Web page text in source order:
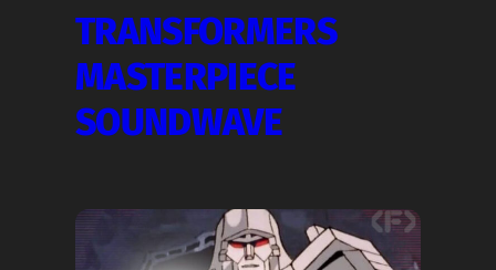
TRANSFORMERS
MASTERPIECE
SOUNDWAVE